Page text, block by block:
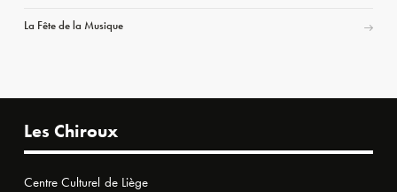
La Fête de la Musique
Les Chiroux
Centre Culturel de Liège